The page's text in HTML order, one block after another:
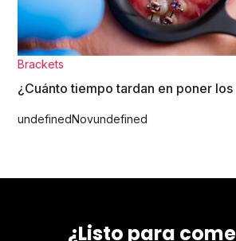
Brackets
¿Cuánto tiempo tardan en poner
undefinedNovundefined
¿Listo para